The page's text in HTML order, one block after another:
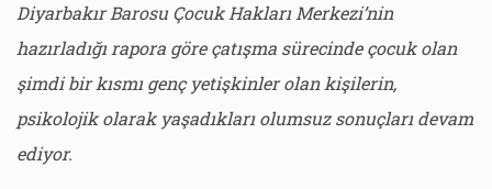
Diyarbakır Barosu Çocuk Hakları Merkezi’nin
hazırladığı rapora göre çatışma sürecinde çocuk olan
şimdi bir kısmı genç yetişkinler olan kişilerin,
psikolojik olarak yaşadıkları olumsuz sonuçları devam
ediyor.